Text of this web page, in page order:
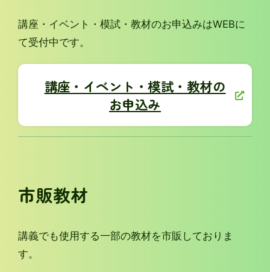
講座・イベント・模試・教材のお申込みはWEBに
て受付中です。
講座・イベント・模試・教材の
お申込み
市販教材
講義でも使用する一部の教材を市販しておりま
す。